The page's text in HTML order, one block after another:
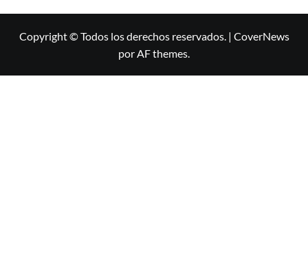
Copyright © Todos los derechos reservados. | CoverNews
por AF themes.